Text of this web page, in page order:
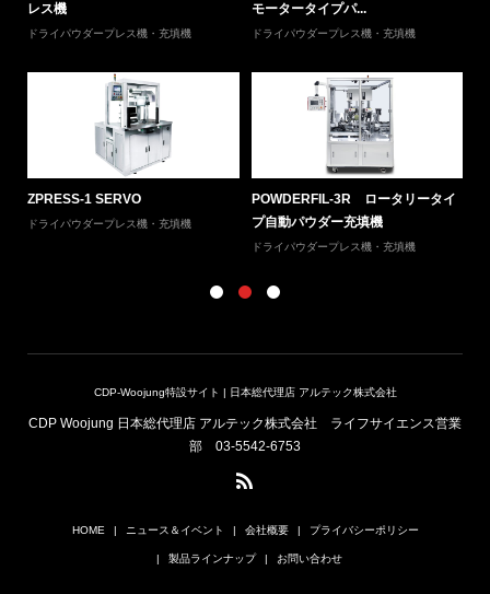
レス機
ドライパウダープレス機・充填機
モータータイプパ...
ドライパウダープレス機・充填機
ZPRESS-1 SERVO
ドライパウダープレス機・充填機
POWDERFIL-3R ロータリータイ
プ自動パウダー充填機
ドライパウダープレス機・充填機
CDP-Woojung特設サイト | 日本総代理店 アルテック株式会社
CDP Woojung 日本総代理店 アルテック株式会社 ライフサイエンス営業
部 03-5542-6753
HOME ニュース＆イベント 会社概要 プライバシーポリシー
製品ラインナップ お問い合わせ